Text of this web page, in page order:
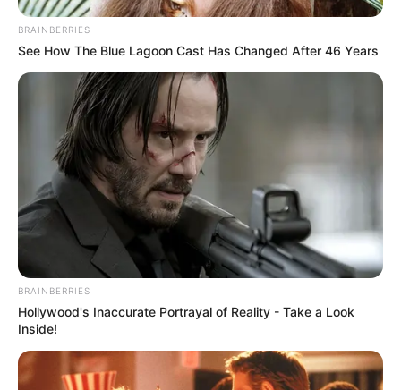
BRAINBERRIES
See How The Blue Lagoon Cast Has Changed After 46 Years
BRAINBERRIES
Hollywood's Inaccurate Portrayal of Reality - Take a Look
Inside!